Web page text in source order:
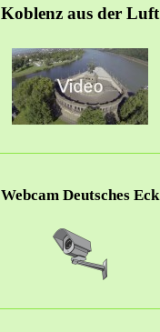
Koblenz aus der Luft
Webcam Deutsches Eck